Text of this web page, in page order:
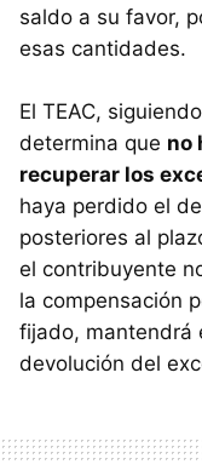
saldo a su favor,
esas cantidades.
El TEAC,
determina que no
recuperar los
haya perdido el
posteriores al
el contribuyente
la compensación
fijado, mantendrá
devolución del